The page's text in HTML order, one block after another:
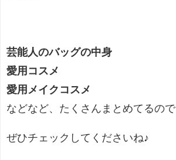
芸能人のバッグの中身
愛用コスメ
愛用メイクコスメ
などなど、たくさんまとめてるので
ぜひチェックしてくださいね♪